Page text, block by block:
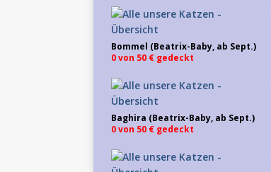
Bommel (Beatrix-Baby, ab Sept.)
0 von 50 € gedeckt
Baghira (Beatrix-Baby, ab Sept.)
0 von 50 € gedeckt